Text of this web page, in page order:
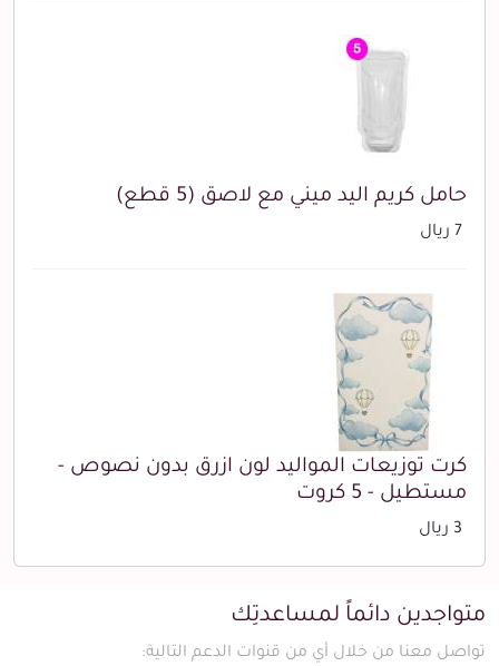
حامل كريم اليد ميني مع لاصق (5 قطع)
7 ريال
كرت توزيعات المواليد لون ازرق بدون نصوص -
مستطيل - 5 كروت
3 ريال
متواجدين دائماً لمساعدتِك
تواصل معنا من خلال أي من قنوات الدعم التالية: